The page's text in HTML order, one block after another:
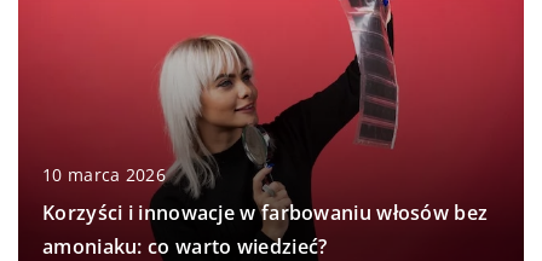
10 marca 2026
Korzyści i innowacje w farbowaniu włosów bez
amoniaku: co warto wiedzieć?